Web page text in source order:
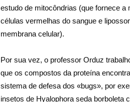
estudo de mitocôndrias (que fornece
células vermelhas do sangue e
membrana celular).
Por sua vez, o professor Orduz
que os compostos da proteína
sistema de defesa dos «bugs», por
insetos de Hyalophora seda borboleta